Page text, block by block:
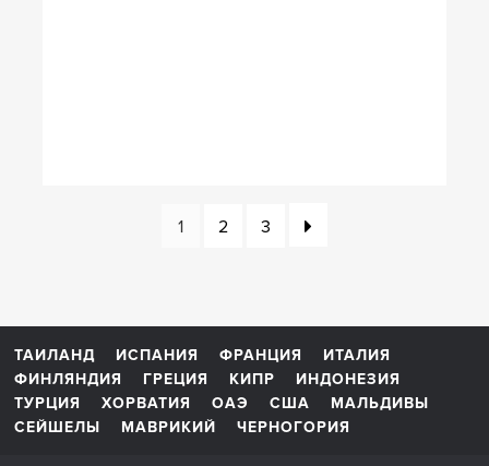
1 2 3
ТАИЛАНД ИСПАНИЯ ФРАНЦИЯ
ИТАЛИЯ
ФИНЛЯНДИЯ
ГРЕЦИЯ КИПР
ИНДОНЕЗИЯ
ТУРЦИЯ
ХОРВАТИЯ ОАЭ США
МАЛЬДИВЫ
СЕЙШЕЛЫ
МАВРИКИЙ ЧЕРНОГОРИЯ